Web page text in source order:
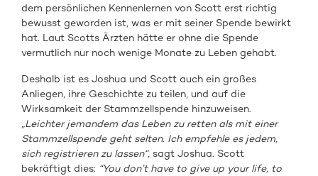
dem persönlichen Kennenlernen von Scott erst richtig
bewusst geworden ist, was er mit seiner Spende bewirkt
hat. Laut Scotts Ärzten hätte er ohne die Spende
vermutlich nur noch wenige Monate zu Leben gehabt.
Deshalb ist es Joshua und Scott auch ein großes
Anliegen, ihre Geschichte zu teilen, und auf die
Wirksamkeit der Stammzellspende hinzuweisen.
„Leichter jemandem das Leben zu retten als mit einer
Stammzellspende geht selten. Ich empfehle es jedem,
sich registrieren zu lassen“, sagt Joshua. Scott
bekräftigt dies: “You don’t have to give up your life, to